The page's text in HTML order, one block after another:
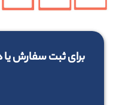
برای ثبت سفارش